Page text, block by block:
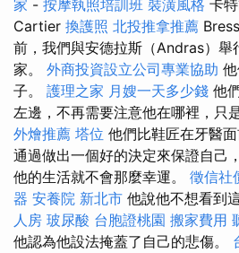
家 - 按摩執照培訓班 裝潢風格 卡
Cartier 換護照 北投推拿推薦
前，我們與安德拉斯（Andras）舉
家。 外商投資設立公司專業協助
子。 護理之家 月嫂一天多少錢 他
左邊，不再需要注意他在哪裡，只
外燴推薦 塔位 他們比鞋匠在牙醫
通過做出一個好的決定來保證自己
他的生活就不會那麼幸運。 徵信社
器 安養院 新北市 他說他不想看到
人房 玻尿酸 台胞證桃園 搬家費用
他認為他設法掩蓋了自己的悲傷。